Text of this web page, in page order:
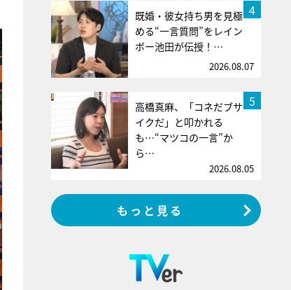
4
既婚・彼女持ち男を見極
める“一言質問”をレイン
ボー池田が伝授！…
2026.08.07
5
高橋真麻、「コネだブサ
イクだ」と叩かれる
も…“マツコの一言”か
ら…
2026.08.05
もっと見る